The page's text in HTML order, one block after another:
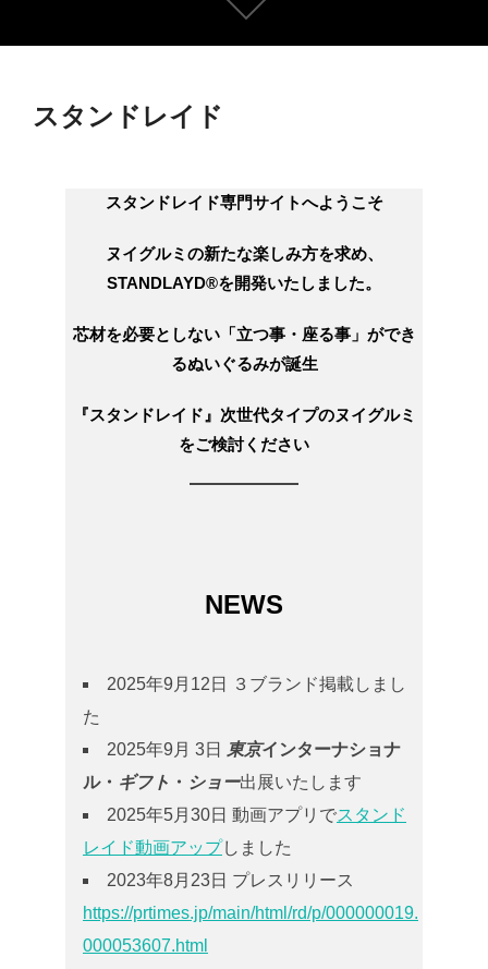
文
で
ロ
ル
スタンドレイド
スタンドレイド専門サイトへようこそ
ヌイグルミの新たな楽しみ方を求め、
STANDLAYD®️を開発いたしました。
芯材を必要としない「立つ事・座る事」ができ
るぬいぐるみが誕生
『スタンドレイド』次世代タイプのヌイグルミ
をご検討ください
NEWS
2025年9月12日 ３ブランド掲載しまし
た
2025年9月 3日 東京インターナショナ
ル・ ギフト ・ ショー出展いたします
2025年5月30日 動画アプリでスタンド
レイド動画アップしました
2023年8月23日 プレスリリース
https://prtimes.jp/main/html/rd/p/000000019.
000053607.html